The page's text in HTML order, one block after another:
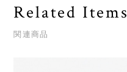
Related Items
関連商品